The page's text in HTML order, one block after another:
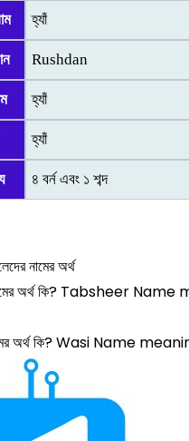
হ্যাঁ
Rushdan
হ্যাঁ
হ্যাঁ
৪ বর্ন এবং ১ শব্দ
নামের অর্থ
অর্থ কি? Tabsheer
অর্থ কি? Wasi Name